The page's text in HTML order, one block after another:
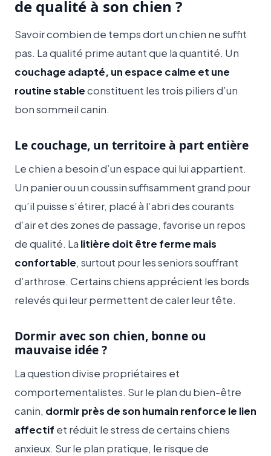
de qualité à son chien ?
Savoir combien de temps dort un chien ne suffit
pas. La qualité prime autant que la quantité. Un
couchage adapté, un espace calme et une
routine stableconstituent les trois piliers d’un
bon sommeil canin.
Le couchage, un territoire à part entière
Le chien a besoin d’un espace qui lui appartient.
Un panier ou un coussin suffisamment grand pour
qu’il puisse s’étirer, placé à l’abri des courants
d’air et des zones de passage, favorise un repos
de qualité. La litière doit être ferme mais
confortable, surtout pour les seniors souffrant
d’arthrose. Certains chiens apprécient les bords
relevés qui leur permettent de caler leur tête.
Dormir avec son chien, bonne ou
mauvaise idée ?
La question divise propriétaires et
comportementalistes. Sur le plan du bien-être
canin, dormir près de son humain renforce le lien
affectif et réduit le stress de certains chiens
anxieux. Sur le plan pratique, le risque de